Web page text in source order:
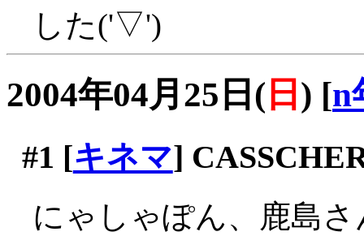
した('▽')
2004年04月25日( 日 ) [n
#1 [キネマ]
にゃしゃぽん、鹿島